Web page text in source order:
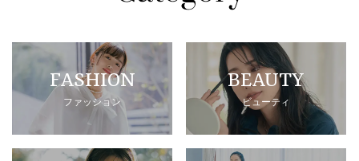
FASHION
ファッション
BEAUTY
ビューティ